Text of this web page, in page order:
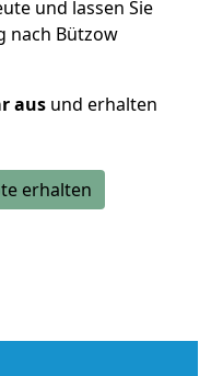
und lassen Sie
nach Bützow
aus und erhalten
erhalten